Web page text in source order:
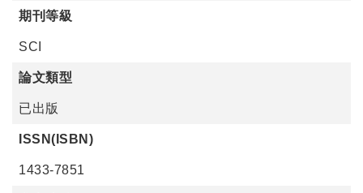
期刊等級
SCI
論文類型
已出版
ISSN(ISBN)
1433-7851